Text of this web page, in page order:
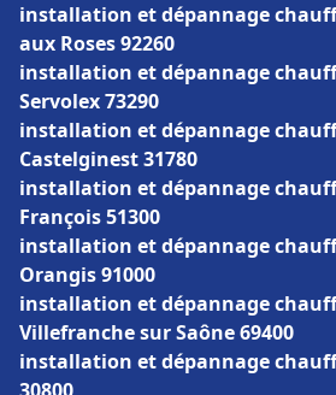
installation et dépannage
aux Roses 92260
installation et dépannage
Servolex 73290
installation et dépannage
Castelginest 31780
installation et dépannage
François 51300
installation et dépannage
Orangis 91000
installation et dépannage
Villefranche sur Saône 69400
installation et dépannage